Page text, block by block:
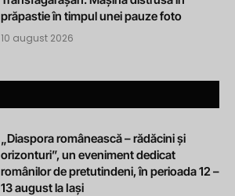
prăpastie în timpul unei pauze foto
10 august 2026
„Diaspora românească – rădăcini și
orizonturi”, un eveniment dedicat
românilor de pretutindeni, în perioada 12 –
13 august la Iași